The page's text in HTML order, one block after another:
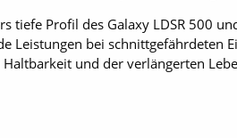
tiefe Profil des Galaxy LDSR 500
Leistungen bei schnittgefährdeten
und der verlängerten